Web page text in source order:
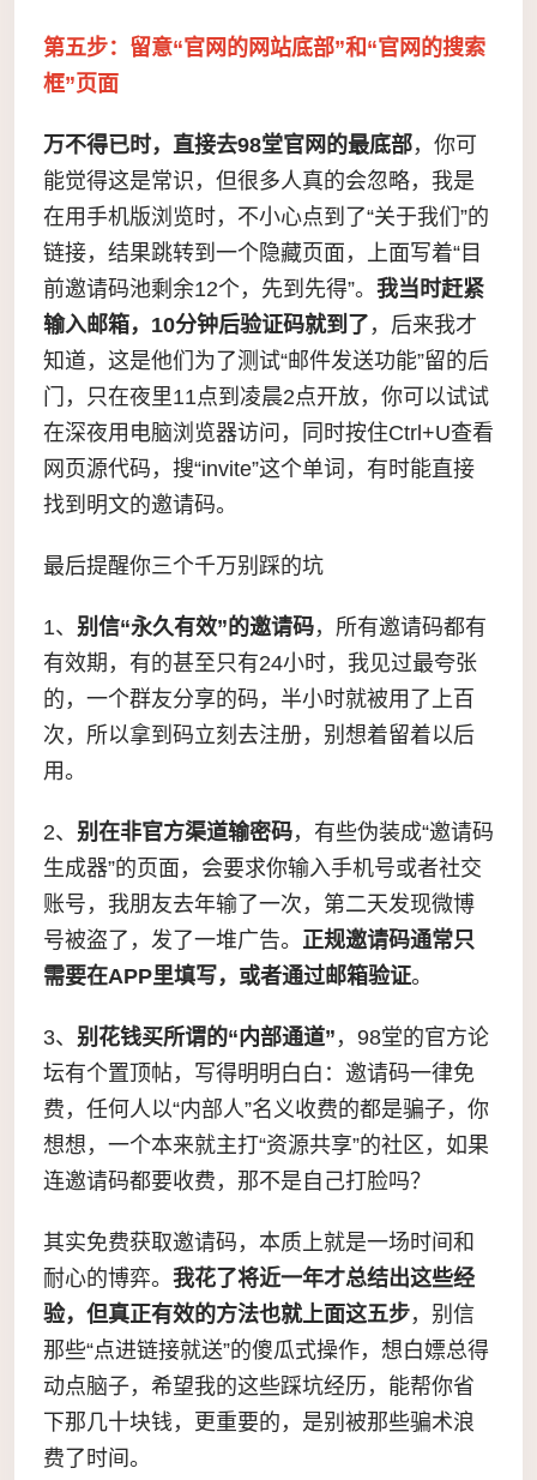
第五步：留意“官网的网站底部”和“官网的搜索
框”页面
万不得已时，直接去98堂官网的最底部，你可
能觉得这是常识，但很多人真的会忽略，我是
在用手机版浏览时，不小心点到了“关于我们”的
链接，结果跳转到一个隐藏页面，上面写着“目
前邀请码池剩余12个，先到先得”。 我当时赶紧
输入邮箱，10分钟后验证码就到了 ，后来我才
知道，这是他们为了测试“邮件发送功能”留的后
门，只在夜里11点到凌晨2点开放，你可以试试
在深夜用电脑浏览器访问，同时按住Ctrl+U查看
网页源代码，搜“invite”这个单词，有时能直接
找到明文的邀请码。
最后提醒你三个千万别踩的坑
1、 别信“永久有效”的邀请码，所有邀请码都有
有效期，有的甚至只有24小时，我见过最夸张
的，一个群友分享的码，半小时就被用了上百
次，所以拿到码立刻去注册，别想着留着以后
用。
2、 别在非官方渠道输密码，有些伪装成“邀请码
生成器”的页面，会要求你输入手机号或者社交
账号，我朋友去年输了一次，第二天发现微博
号被盗了，发了一堆广告。 正规邀请码通常只
需要在APP里填写，或者通过邮箱验证。
3、 别花钱买所谓的“内部通道” ，98堂的官方论
坛有个置顶帖，写得明明白白：邀请码一律免
费，任何人以“内部人”名义收费的都是骗子，你
想想，一个本来就主打“资源共享”的社区，如果
连邀请码都要收费，那不是自己打脸吗？
其实免费获取邀请码，本质上就是一场时间和
耐心的博弈。 我花了将近一年才总结出这些经
验，但真正有效的方法也就上面这五步，别信
那些“点进链接就送”的傻瓜式操作，想白嫖总得
动点脑子，希望我的这些踩坑经历，能帮你省
下那几十块钱，更重要的，是别被那些骗术浪
费了时间。